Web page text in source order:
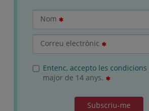
Nom
Correu electrònic
Entenc, accepto les condicions
major de 14 anys.
Subscriu-me